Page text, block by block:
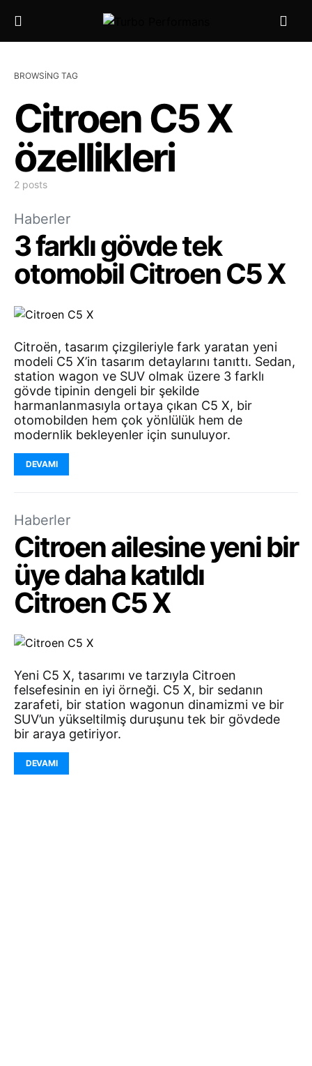
BROWSING TAG
Citroen C5 X
özellikleri
2 posts
Haberler
3 farklı gövde tek
otomobil Citroen C5 X
Citroën, tasarım çizgileriyle fark yaratan yeni
modeli C5 X’in tasarım detaylarını tanıttı. Sedan,
station wagon ve SUV olmak üzere 3 farklı
gövde tipinin dengeli bir şekilde
harmanlanmasıyla ortaya çıkan C5 X, bir
otomobilden hem çok yönlülük hem de
modernlik bekleyenler için sunuluyor.
DEVAMI
Haberler
Citroen ailesine yeni bir
üye daha katıldı
Citroen C5 X
Yeni C5 X, tasarımı ve tarzıyla Citroen
felsefesinin en iyi örneği. C5 X, bir sedanın
zarafeti, bir station wagonun dinamizmi ve bir
SUV’un yükseltilmiş duruşunu tek bir gövdede
bir araya getiriyor.
DEVAMI